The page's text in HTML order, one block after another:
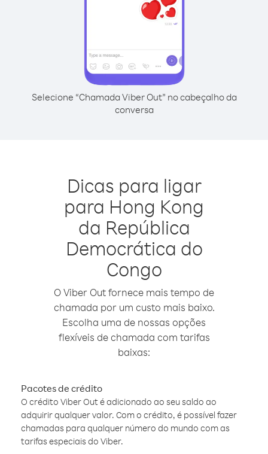
Selecione “Chamada Viber Out” no cabeçalho da
conversa
Dicas para ligar
para Hong Kong
da República
Democrática do
Congo
O Viber Out fornece mais tempo de
chamada por um custo mais baixo.
Escolha uma de nossas opções
flexíveis de chamada com tarifas
baixas:
Pacotes de crédito
O crédito Viber Out é adicionado ao seu saldo ao
adquirir qualquer valor. Com o crédito, é possível fazer
chamadas para qualquer número do mundo com as
tarifas especiais do Viber.